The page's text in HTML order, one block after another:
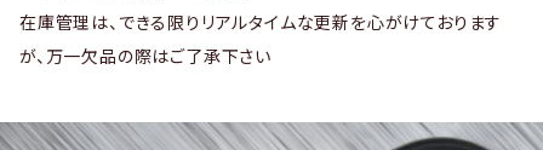
在庫管理は、できる限りリアルタイムな更新を心がけております
が、万一欠品の際はご了承下さい